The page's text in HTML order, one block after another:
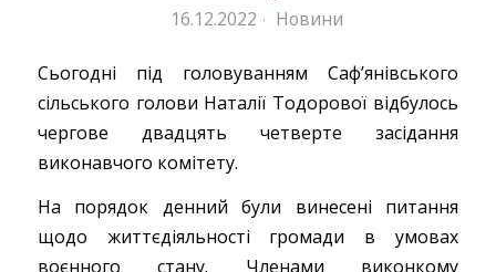
16.12.2022 · Новини
Сьогодні під головуванням Саф’янівського
сільського голови Наталії Тодорової відбулось
чергове двадцять четверте засідання
виконавчого комітету.
На порядок денний були винесені питання
щодо життєдіяльності громади в умовах
воєнного стану. Членами виконкому